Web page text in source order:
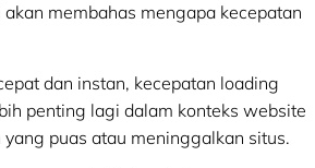
membahas mengapa kecepatan
dan instan, kecepatan loading
penting lagi dalam konteks website
puas atau meninggalkan situs.